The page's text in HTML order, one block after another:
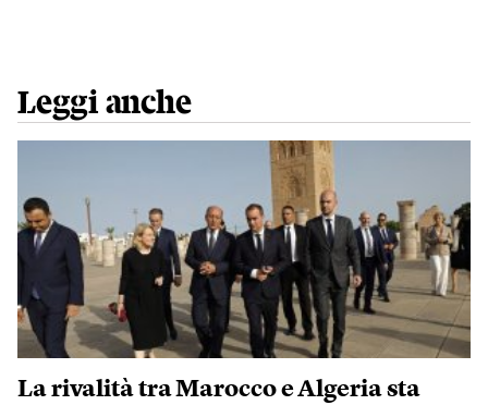
Leggi anche
La rivalità tra Marocco e Algeria sta